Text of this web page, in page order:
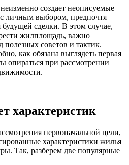
создает неописуемые
личным выбором, предпочтя
сделки. В этом случае,
жилплощадь, важно
полезных советов и тактик.
как обязана выглядеть первая
опираться при рассмотрении
характеристик
первоначальной цели,
характеристики жилья
Так, разберем две популярные